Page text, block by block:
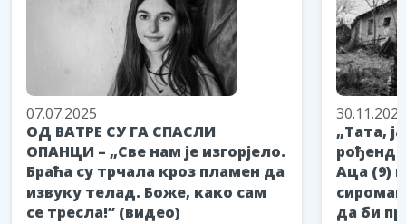
07.07.2025
ОД ВАТРЕ СУ ГА СПАСЛИ
ОПАНЦИ – „Све нам је изгорјело.
Браћа су трчала кроз пламен да
извуку телад. Боже, како сам
се тресла!” (видео)
30.11.2025
„Тата,
Аца (9)
да би